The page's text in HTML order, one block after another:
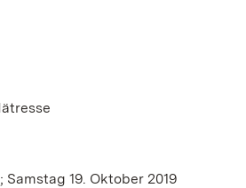
Samstag 19. Oktober 2019